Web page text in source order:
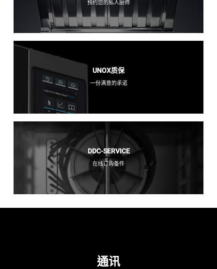
预约您的私人厨师
UNOX质保
一份满意的承诺
DDC-SERVICE
在线订购备件
通讯